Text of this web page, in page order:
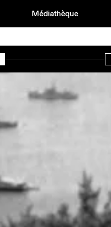
Médiathèque